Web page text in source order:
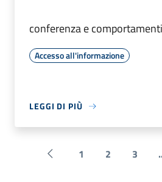
conferenza e
Accesso all'informazione
LEGGI DI PIÙ
Pagina precedente
1 2 3